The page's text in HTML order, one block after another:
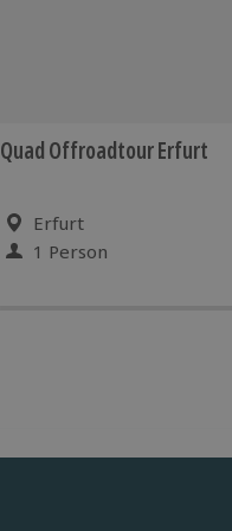
Quad Offroadtour Erfurt
Erfurt
1 Person